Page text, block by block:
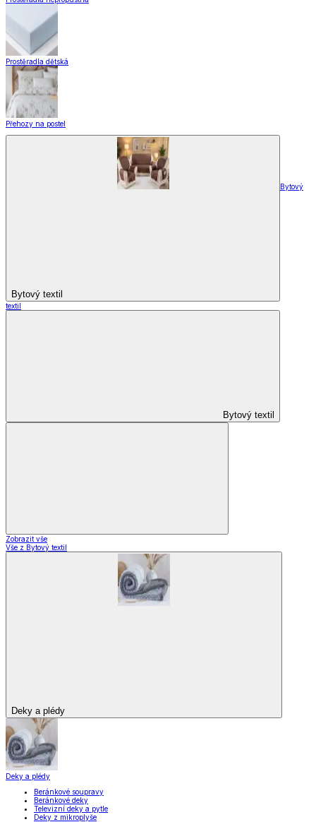
Prostěradla dětská
Přehozy na postel
Bytový textil
Bytový
textil
Bytový textil
Zobrazit vše
Vše z Bytový textil
Deky a plédy
Deky a plédy
Beránkové soupravy
Beránkové deky
Televizní deky a pytle
Deky z mikroplyše